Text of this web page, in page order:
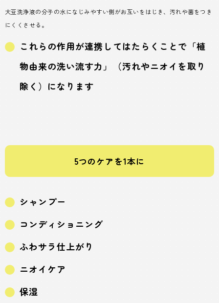
大豆洗浄液の分子の水になじみやすい側がお互いをはじき、汚れや菌をつき
にくくさせる。
これらの作用が連携してはたらくことで「植
物由来の洗い流す力」（汚れやニオイを取り
除く）になります
5つのケアを1本に
シャンプー
コンディショニング
ふわサラ仕上がり
ニオイケア
保湿